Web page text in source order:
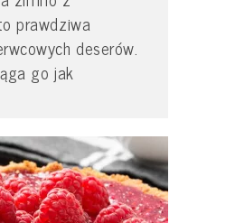
prawdziwa
deserów.
go jak